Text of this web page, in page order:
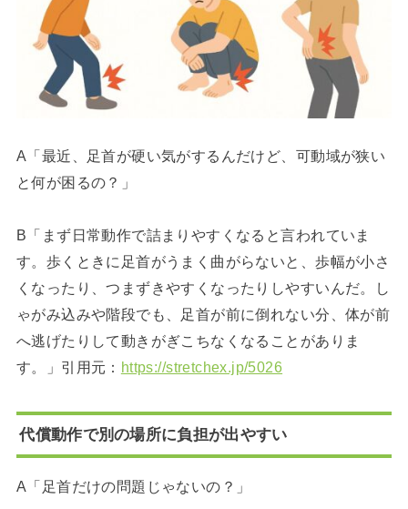
A「最近、足首が硬い気がするんだけど、可動域が狭い
と何が困るの？」
B「まず日常動作で詰まりやすくなると言われていま
す。歩くときに足首がうまく曲がらないと、歩幅が小さ
くなったり、つまずきやすくなったりしやすいんだ。し
ゃがみ込みや階段でも、足首が前に倒れない分、体が前
へ逃げたりして動きがぎこちなくなることがありま
す。」引用元： https://stretchex.jp/5026
代償動作で別の場所に負担が出やすい
A「足首だけの問題じゃないの？」